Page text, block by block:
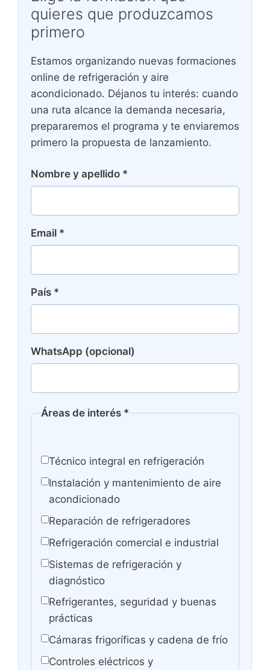
quieres que produzcamos
primero
Estamos organizando nuevas formaciones
online de refrigeración y aire
acondicionado. Déjanos tu interés: cuando
una ruta alcance la demanda necesaria,
prepararemos el programa y te enviaremos
primero la propuesta de lanzamiento.
Nombre y apellido *
Email *
País *
WhatsApp (opcional)
Áreas de interés *
Técnico integral en refrigeración
Instalación y mantenimiento de aire
acondicionado
Reparación de refrigeradores
Refrigeración comercial e industrial
Sistemas de refrigeración y
diagnóstico
Refrigerantes, seguridad y buenas
prácticas
Cámaras frigoríficas y cadena de frío
Controles eléctricos y